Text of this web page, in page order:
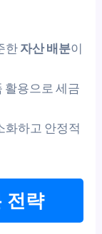
한자산 배분이
활용으로 세금
화하고 안정적
전략